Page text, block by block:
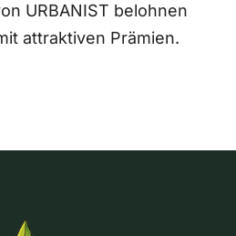
URBANIST belohnen
attraktiven Prämien.